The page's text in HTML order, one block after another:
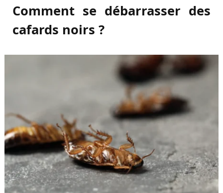
Comment se débarrasser des
cafards noirs ?